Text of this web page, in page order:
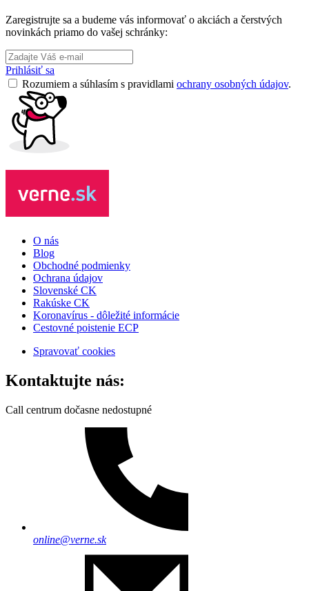
Zaregistrujte sa a budeme vás informovať o akciách a čerstvých
novinkách priamo do vašej schránky:
Prihlásiť sa
Rozumiem a súhlasím s pravidlami ochrany osobných údajov.
O nás
Blog
Obchodné podmienky
Ochrana údajov
Slovenské CK
Rakúske CK
Koronavírus - dôležité informácie
Cestovné poistenie ECP
Spravovať cookies
Kontaktujte nás:
Call centrum dočasne nedostupné
online@verne.sk